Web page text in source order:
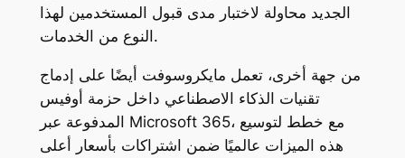
الجديد محاولة لاختبار مدى قبول المستخدمين لهذا
النوع من الخدمات.
من جهة أخرى، تعمل مايكروسوفت أيضًا على إدماج
تقنيات الذكاء الاصطناعي داخل حزمة أوفيس
المدفوعة عبر Microsoft 365، مع خطط لتوسيع
هذه الميزات عالميًا ضمن اشتراكات بأسعار أعلى